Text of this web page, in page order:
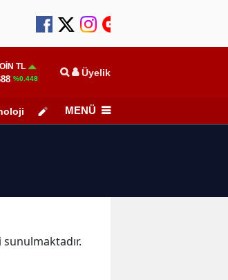
TL
%0.448 Üyelik
Köşe Yazarları
MENÜ